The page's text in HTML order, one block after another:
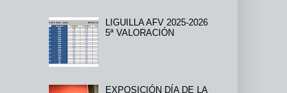
LIGUILLA AFV 2025-2026
5ª VALORACIÓN
EXPOSICIÓN DÍA DE LA